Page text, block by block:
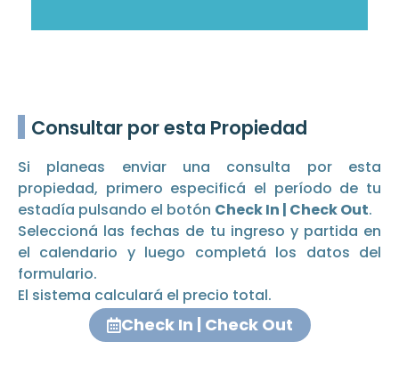
Consultar por esta Propiedad
Si planeas enviar una consulta por esta
propiedad, primero especificá el período de tu
estadía pulsando el botón Check In | Check Out.
Seleccioná las fechas de tu ingreso y partida en
el calendario y luego completá los datos del
formulario.
El sistema calculará el precio total.
Check In | Check Out